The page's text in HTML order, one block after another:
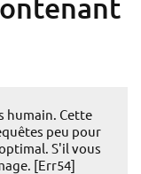
humain. Cette
peu pour
S'il vous
[Err54]